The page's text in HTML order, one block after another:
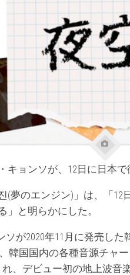
ョンソが、12日に日本で
夢のエンジン)」は、「12
」と明らかにした。
ソが2020年11月に発売し
韓国国内の各種音源チャ
、デビュー初の地上波音